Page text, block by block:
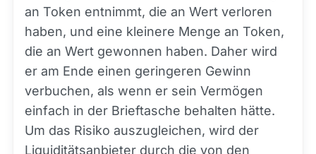
an Token entnimmt, die an Wert verloren
haben, und eine kleinere Menge an Token,
die an Wert gewonnen haben. Daher wird
er am Ende einen geringeren Gewinn
verbuchen, als wenn er sein Vermögen
einfach in der Brieftasche behalten hätte.
Um das Risiko auszugleichen, wird der
Liquiditätsanbieter durch die von den